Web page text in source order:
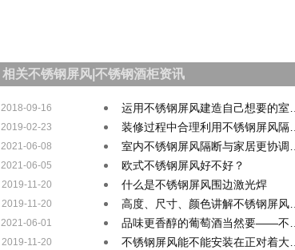
相关不锈钢屏风|不锈钢酒柜资讯
2018-09-16 运用不锈钢屏风建造自己想要的室…
2019-02-23 装修过程中合理利用不锈钢屏风隔…
2021-06-08 室内不锈钢屏风隔断与家居更协调…
2021-06-05 欧式不锈钢屏风好不好？
2019-11-20 什么是不锈钢屏风围边激光焊
2019-11-20 高度、尺寸、颜色讲解不锈钢屏风…
2021-06-01 品味更香醇的葡萄酒当然要——不…
2019-11-20 不锈钢屏风能不能安装在正对着大…